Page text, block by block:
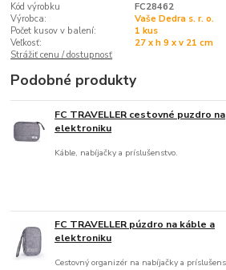
Kód výrobku
FC28462
Výrobca:
Vaše Dedra s. r. o.
Počet kusov v balení:
1 kus
Veľkosť:
27 x h 9 x v 21 cm
Strážiť cenu / dostupnosť
Podobné produkty
FC TRAVELLER cestovné puzdro na
elektroniku
Káble, nabíjačky a príslušenstvo.
FC TRAVELLER púzdro na káble a
elektroniku
Cestovný organizér na nabíjačky a